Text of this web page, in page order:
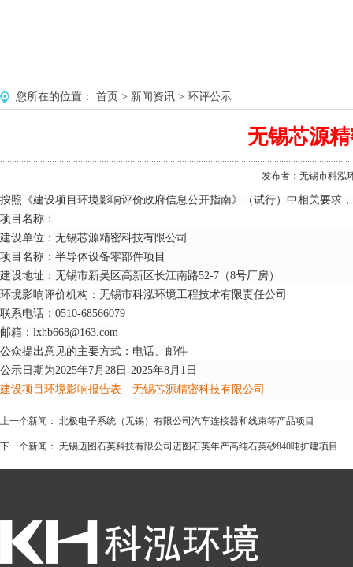
您所在的位置： 首页 > 新闻资讯 > 环评公示
无锡芯源
发布者：无锡市科泓
按照 《建设项 目环境影响评价政府信息公开指南》（试行）中相关要求
项目名称：
建设单位： 无锡芯源精密科技有限公司
项目名称： 半导体设备零部件项目
建设地址： 无锡市新吴区高新区长江南路52-7 （8号厂房）
环境影响评价机构：无锡市科泓环境工程技术有限责任公司
联系电话：0510-68566079
邮箱：lxhb668@163.com
公众提出意见的主要方式：电话、邮件
公示日期为2025年7月28日-2025年8月1 日
建设项目环境影响报告表—无锡芯源精密科技有限公司
上一个新闻： 北极电子系统（无锡）有限公司汽车连接器和线束等产品项目
下一个新闻： 无锡迈图石英科技有限公司迈图石英年产高纯石英砂840吨扩建项目